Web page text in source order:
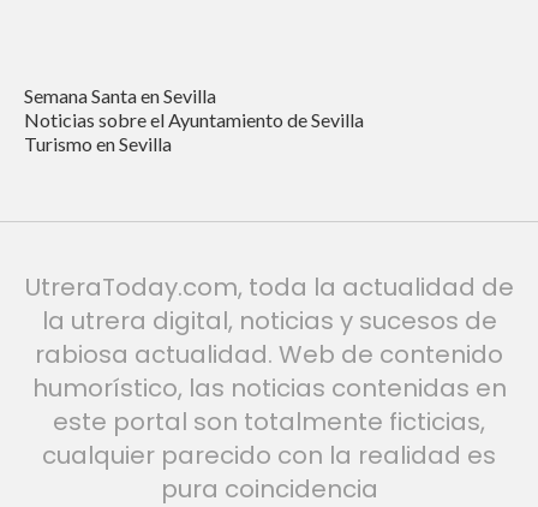
Semana Santa en Sevilla
Noticias sobre el Ayuntamiento de Sevilla
Turismo en Sevilla
UtreraToday.com, toda la actualidad de
la utrera digital, noticias y sucesos de
rabiosa actualidad. Web de contenido
humorístico, las noticias contenidas en
este portal son totalmente ficticias,
cualquier parecido con la realidad es
pura coincidencia